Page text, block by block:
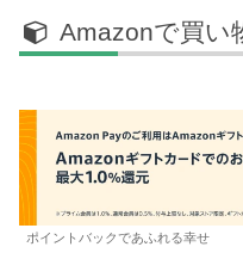
Amazonで買い
ポイントバックであふれる幸せ